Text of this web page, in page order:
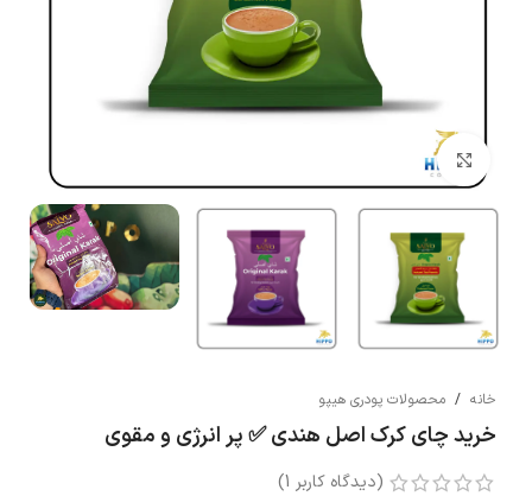
بزرگنمایی تصویر
خانه / محصولات پودری هیپو
خرید چای کرک اصل هندی ✅ پر انرژی و مقوی
(دیدگاه کاربر 1
)